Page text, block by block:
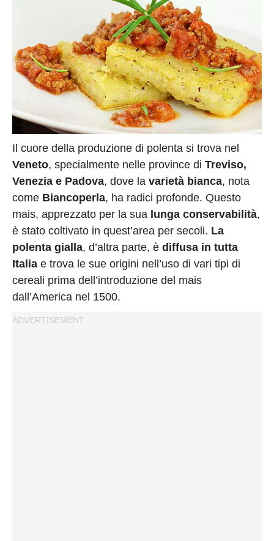
Il cuore della produzione di polenta si trova nel
Veneto, specialmente nelle province di Treviso,
Venezia e Padova, dove la varietà bianca, nota
come Biancoperla, ha radici profonde. Questo
mais, apprezzato per la sua lunga conservabilità,
è stato coltivato in quest’area per secoli. La
polenta gialla, d’altra parte, è diffusa in tutta
Italia e trova le sue origini nell’uso di vari tipi di
cereali prima dell’introduzione del mais
dall’America nel 1500​​​​.